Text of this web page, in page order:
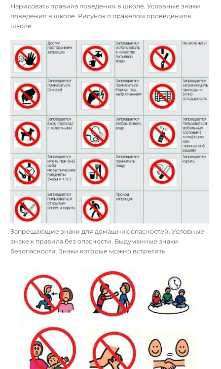
Нарисовать правила поведения в школе. Условные знаки
поведения в школе. Рисунок о правелом проведенияв
школе
Запрещающие знаки для домашних опасностей. Условные
знаке к правила без опасности. Выдуманные знаки
безопасности. Знаки которые можно встретить